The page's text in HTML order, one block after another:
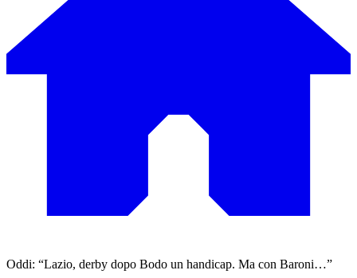
Oddi: “Lazio, derby dopo Bodo un handicap. Ma con Baroni…”